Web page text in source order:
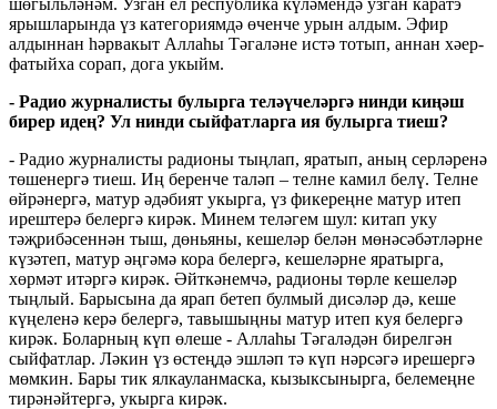
ярышларында үз категориямдә өченче урын алдым. Эфир
алдыннан һәрвакыт Аллаһы Тәгаләне истә тотып, аннан хәер-
фатыйха сорап, дога укыйм.
- Радио журналисты булырга теләүчеләргә нинди киңәш
бирер идең? Ул нинди сыйфатларга ия булырга тиеш?
- Радио журналисты радионы тыңлап, яратып, аның серләренә
төшенергә тиеш. Иң беренче таләп – телне камил белү. Телне
өйрәнергә, матур әдәбият укырга, үз фикереңне матур итеп
ирештерә белергә кирәк. Минем теләгем шул: китап уку
тәҗрибәсеннән тыш, дөньяны, кешеләр белән мөнәсәбәтләрне
күзәтеп, матур әңгәмә кора белергә, кешеләрне яратырга,
хөрмәт итәргә кирәк. Әйткәнемчә, радионы төрле кешеләр
тыңлый. Барысына да ярап бетеп булмый дисәләр дә, кеше
күңеленә керә белергә, тавышыңны матур итеп куя белергә
кирәк. Боларның күп өлеше - Аллаһы Тәгаләдән бирелгән
сыйфатлар. Ләкин үз өстеңдә эшләп тә күп нәрсәгә ирешергә
мөмкин. Бары тик ялкауланмаска, кызыксынырга, белемеңне
тирәнәйтергә, укырга кирәк.